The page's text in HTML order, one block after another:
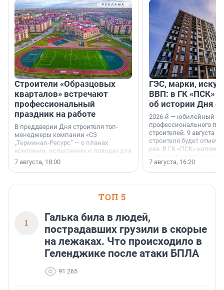
Строители «Образцовых
кварталов» встречают
профессиональный
праздник на работе
В преддверии Дня строителя топ-
менеджеры компании «СЗ
„Терминал-Ресурс“ — о планах
компании, испытаниях и поводах для
осторожного оптимизма.
7 августа, 18:00
ГЭС, марки,
ВВП: в ГК «ПСК»
об истории Дня
2026-й — юбилейный
профессионального
строителей. 9 августа
строителя будет
раз. В ГК «ПСК»
поменялась роль
7 августа, 16:20
ТОП 5
1
Галька била в людей,
пострадавших грузили в скорые
на лежаках. Что происходило в
Геленджике после атаки БПЛА
91 265